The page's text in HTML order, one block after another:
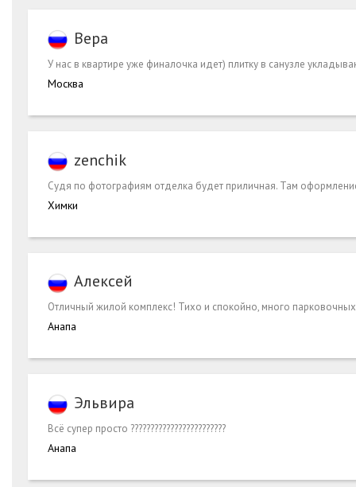
Вера
У нас в квартире уже финалочка идет) плитку в санузле
Москва
zenchik
Судя по фотографиям отделка будет приличная. Там
Химки
Алексей
Отличный жилой комплекс! Тихо и спокойно, много парковочных
Анапа
Эльвира
Всё супер просто ????????????????????????
Анапа